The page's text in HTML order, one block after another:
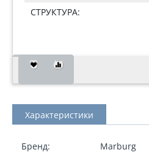
СТРУКТУРА:
Характеристики
Бренд: Marburg